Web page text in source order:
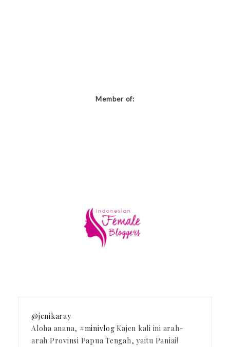
Member of:
@jenikaray
Aloha anana, #minivlog Kajen kali ini arah-
arah Provinsi Papua Tengah, yaitu Paniai!